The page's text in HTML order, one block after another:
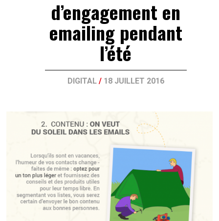
d’engagement en
emailing pendant
l’été
DIGITAL/ 18 JUILLET 2016